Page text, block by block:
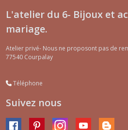
L'atelier du 6- Bijoux et
mariage.
Atelier privé- Nous ne proposont pas de
77540 Courpalay
Téléphone
Suivez nous